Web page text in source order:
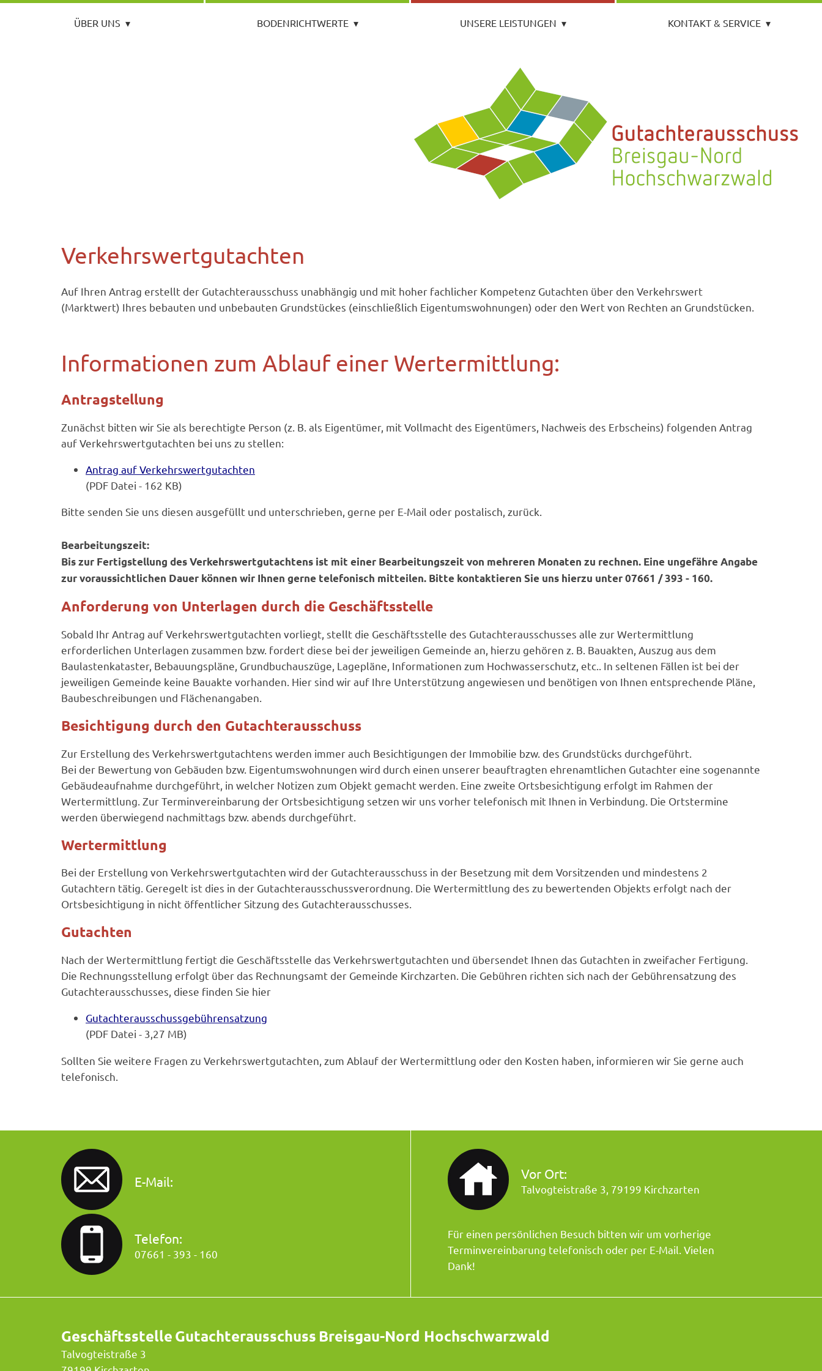
ÜBER UNS ▾ BODENRICHTWERTE▾ UNSERE LEISTUNGEN ▾ KONTAKT & SERVICE ▾
Verkehrswertgutachten
Auf Ihren Antrag erstellt der Gutachterausschuss unabhängig und mit hoher fachlicher Kompetenz Gutachten über den Verkehrswert
(Marktwert) Ihres bebauten und unbebauten Grundstückes (einschließlich Eigentumswohnungen) oder den Wert von Rechten an Grundstücken.
Informationen zum Ablauf einer Wertermittlung:
Antragstellung
Zunächst bitten wir Sie als berechtigte Person (z. B. als Eigentümer, mit Vollmacht des Eigentümers, Nachweis des Erbscheins) folgenden Antrag
auf Verkehrswertgutachten bei uns zu stellen:
Antrag auf Verkehrswertgutachten
(PDF Datei - 162 KB)
Bitte senden Sie uns diesen ausgefüllt und unterschrieben, gerne per E-Mail oder postalisch, zurück.
Bearbeitungszeit:
Bis zur Fertigstellung des Verkehrswertgutachtens ist mit einer Bearbeitungszeit von mehreren Monaten zu rechnen. Eine ungefähre Angabe
zur voraussichtlichen Dauer können wir Ihnen gerne telefonisch mitteilen. Bitte kontaktieren Sie uns hierzu unter 07661 / 393 - 160.
Anforderung von Unterlagen durch die Geschäftsstelle
Sobald Ihr Antrag auf Verkehrswertgutachten vorliegt, stellt die Geschäftsstelle des Gutachterausschusses alle zur Wertermittlung
erforderlichen Unterlagen zusammen bzw. fordert diese bei der jeweiligen Gemeinde an, hierzu gehören z. B. Bauakten, Auszug aus dem
Baulastenkataster, Bebauungspläne, Grundbuchauszüge, Lagepläne, Informationen zum Hochwasserschutz, etc.. In seltenen Fällen ist bei der
jeweiligen Gemeinde keine Bauakte vorhanden. Hier sind wir auf Ihre Unterstützung angewiesen und benötigen von Ihnen entsprechende Pläne,
Baubeschreibungen und Flächenangaben.
Besichtigung durch den Gutachterausschuss
Zur Erstellung des Verkehrswertgutachtens werden immer auch Besichtigungen der Immobilie bzw. des Grundstücks durchgeführt.
Bei der Bewertung von Gebäuden bzw. Eigentumswohnungen wird durch einen unserer beauftragten ehrenamtlichen Gutachter eine sogenannte
Gebäudeaufnahme durchgeführt, in welcher Notizen zum Objekt gemacht werden. Eine zweite Ortsbesichtigung erfolgt im Rahmen der
Wertermittlung. Zur Terminvereinbarung der Ortsbesichtigung setzen wir uns vorher telefonisch mit Ihnen in Verbindung. Die Ortstermine
werden überwiegend nachmittags bzw. abends durchgeführt.
Wertermittlung
Bei der Erstellung von Verkehrswertgutachten wird der Gutachterausschuss in der Besetzung mit dem Vorsitzenden und mindestens 2
Gutachtern tätig. Geregelt ist dies in der Gutachterausschussverordnung. Die Wertermittlung des zu bewertenden Objekts erfolgt nach der
Ortsbesichtigung in nicht öffentlicher Sitzung des Gutachterausschusses.
Gutachten
Nach der Wertermittlung fertigt die Geschäftsstelle das Verkehrswertgutachten und übersendet Ihnen das Gutachten in zweifacher Fertigung.
Die Rechnungsstellung erfolgt über das Rechnungsamt der Gemeinde Kirchzarten. Die Gebühren richten sich nach der Gebührensatzung des
Gutachterausschusses, diese finden Sie hier
Gutachterausschussgebührensatzung
(PDF Datei - 3,27 MB)
Sollten Sie weitere Fragen zu Verkehrswertgutachten, zum Ablauf der Wertermittlung oder den Kosten haben, informieren wir Sie gerne auch
telefonisch.
E-Mail:
Telefon:
07661 - 393 - 160
Vor Ort:
Talvogteistraße 3, 79199 Kirchzarten
Für einen persönlichen Besuch bitten wir um vorherige
Terminvereinbarung telefonisch oder per E-Mail. Vielen
Dank!
GeschäftsstelleGutachterausschuss Breisgau-Nord Hochschwarzwald
Talvogteistraße 3